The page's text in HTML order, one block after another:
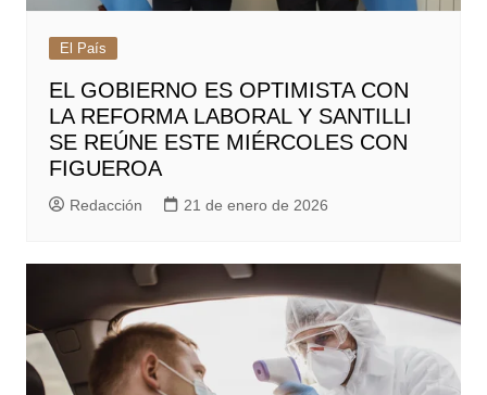
El País
EL GOBIERNO ES OPTIMISTA CON
LA REFORMA LABORAL Y SANTILLI
SE REÚNE ESTE MIÉRCOLES CON
FIGUEROA
Redacción 21 de enero de 2026